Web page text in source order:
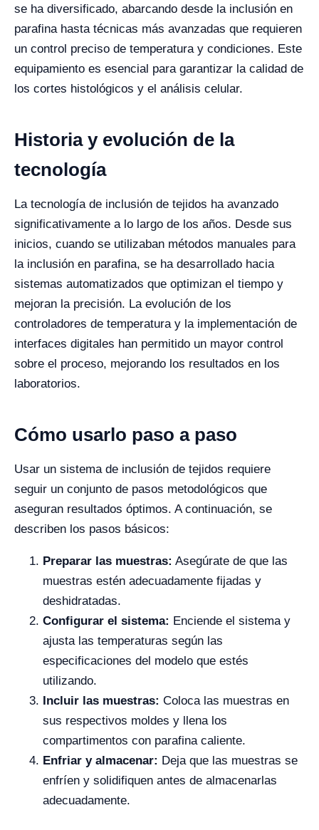
se ha diversificado, abarcando desde la inclusión en
parafina hasta técnicas más avanzadas que requieren
un control preciso de temperatura y condiciones. Este
equipamiento es esencial para garantizar la calidad de
los cortes histológicos y el análisis celular.
Historia y evolución de la
tecnología
La tecnología de inclusión de tejidos ha avanzado
significativamente a lo largo de los años. Desde sus
inicios, cuando se utilizaban métodos manuales para
la inclusión en parafina, se ha desarrollado hacia
sistemas automatizados que optimizan el tiempo y
mejoran la precisión. La evolución de los
controladores de temperatura y la implementación de
interfaces digitales han permitido un mayor control
sobre el proceso, mejorando los resultados en los
laboratorios.
Cómo usarlo paso a paso
Usar un sistema de inclusión de tejidos requiere
seguir un conjunto de pasos metodológicos que
aseguran resultados óptimos. A continuación, se
describen los pasos básicos:
Preparar las muestras: Asegúrate de que las
muestras estén adecuadamente fijadas y
deshidratadas.
Configurar el sistema: Enciende el sistema y
ajusta las temperaturas según las
especificaciones del modelo que estés
utilizando.
Incluir las muestras: Coloca las muestras en
sus respectivos moldes y llena los
compartimentos con parafina caliente.
Enfriar y almacenar: Deja que las muestras se
enfríen y solidifiquen antes de almacenarlas
adecuadamente.